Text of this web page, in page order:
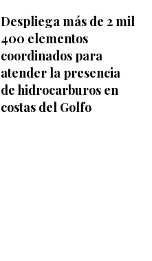
Despliega más de 2 mil
400 elementos
coordinados para
atender la presencia
de hidrocarburos en
costas del Golfo